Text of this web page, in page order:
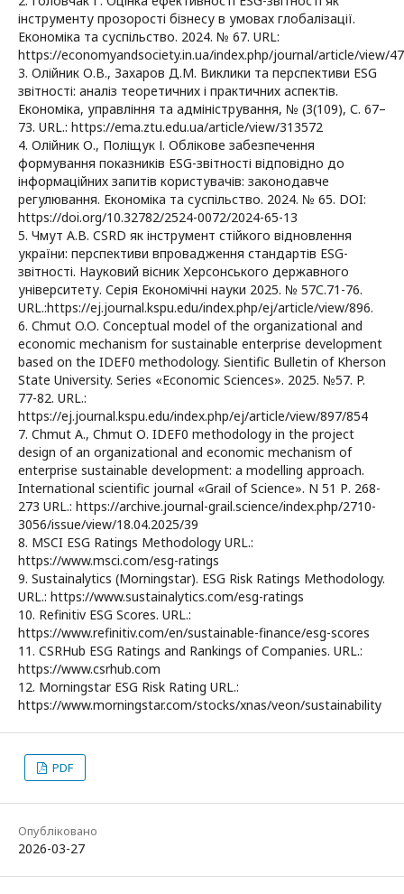
інструменту прозорості бізнесу в умовах глобалізації.
Економіка та суспільство. 2024. № 67. URL:
https://economyandsociety.in.ua/index.php/journal/article/view/
3. Олійник О.В., Захаров Д.М. Виклики та перспективи ESG
звітності: аналіз теоретичних і практичних аспектів.
Економіка, управління та адміністрування, № (3(109), С. 67–
73. URL.: https://ema.ztu.edu.ua/article/view/313572
4. Олійник О., Поліщук І. Облікове забезпечення
формування показників ESG-звітності відповідно до
інформаційних запитів користувачів: законодавче
регулювання. Економіка та суспільство. 2024. № 65. DOI:
https://doi.org/10.32782/2524-0072/2024-65-13
5. Чмут А.В. CSRD як інструмент стійкого відновлення
україни: перспективи впровадження стандартів ESG-
звітності. Науковий вісник Херсонського державного
університету. Серія Економічні науки 2025. № 57С.71-76.
URL.:https://ej.journal.kspu.edu/index.php/ej/article/view/896.
6. Сhmut O.О. Сonceptual model of the organizational and
economic mechanism for sustainable enterprise development
based on the IDEF0 methodology. Sientific Bulletin of Kherson
State University. Series «Economic Sciences». 2025. №57. P.
77-82. URL.:
https://ej.journal.kspu.edu/index.php/ej/article/view/897/854
7. Chmut А., Chmut О. IDEF0 methodology in the project
design of an organizational and economic mechanism of
enterprise sustainable development: a modelling approach.
International scientific journal «Grail of Science». N 51 Р. 268-
273 URL.: https://archive.journal-grail.science/index.php/2710-
3056/issue/view/18.04.2025/39
8. MSCI ESG Ratings Methodology URL.:
https://www.msci.com/esg-ratings
9. Sustainalytics (Morningstar). ESG Risk Ratings Methodology.
URL.: https://www.sustainalytics.com/esg-ratings
10. Refinitiv ESG Scores. URL.:
https://www.refinitiv.com/en/sustainable-finance/esg-scores
11. CSRHub ESG Ratings and Rankings of Companies. URL.:
https://www.csrhub.com
12. Morningstar ESG Risk Rating URL.:
https://www.morningstar.com/stocks/xnas/veon/sustainability
PDF
Опубліковано
2026-03-27